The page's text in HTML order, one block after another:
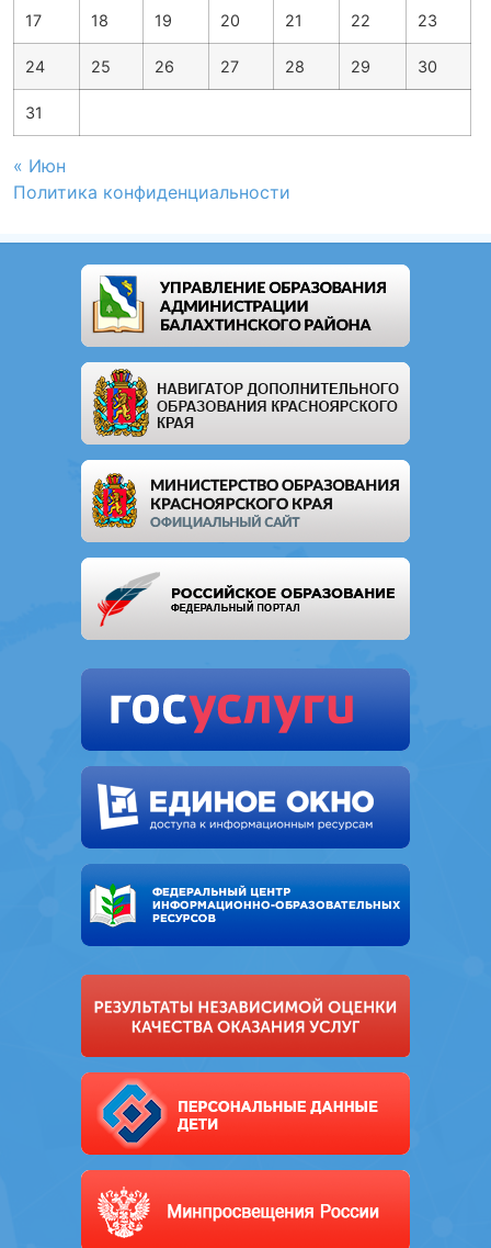
17 18 19 20 21 22 23
24 25 26 27 28 29 30
31
« Июн
Политика конфиденциальности